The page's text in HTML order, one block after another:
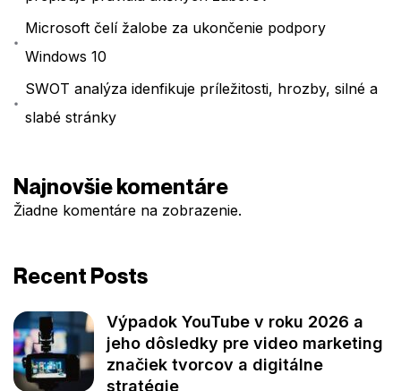
Microsoft čelí žalobe za ukončenie podpory
Windows 10
SWOT analýza idenfikuje príležitosti, hrozby, silné a
slabé stránky
Najnovšie komentáre
Žiadne komentáre na zobrazenie.
Recent Posts
Výpadok YouTube v roku 2026 a
jeho dôsledky pre video marketing
značiek tvorcov a digitálne
stratégie